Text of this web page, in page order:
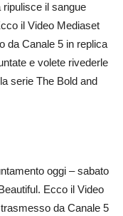
il sangue
il Video Mediaset
da Canale 5 in replica
e volete rivederle
serie The Bold and
oggi – sabato
Ecco il Video
da Canale 5